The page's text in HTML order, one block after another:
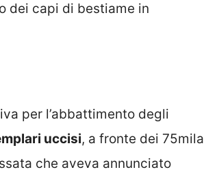
dei capi di bestiame in
per l’abbattimento degli
uccisi, a fronte dei 75mila
che aveva annunciato